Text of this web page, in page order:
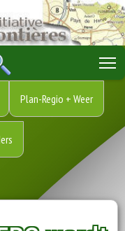
Plan-Regio + Weer